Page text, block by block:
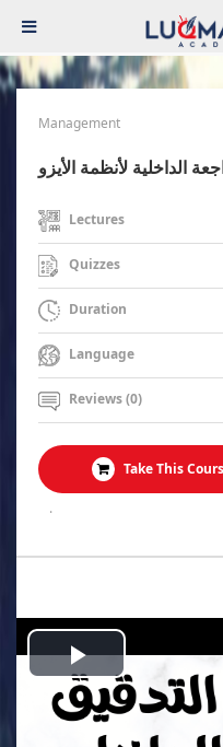
Management
الداخلية لأنظمة الأيزو
Lectures
Quizzes
Duration
Language
Reviews (0)
Take This
.
Play
Video